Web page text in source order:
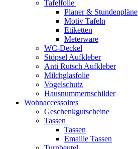
Tafelfolie
Planer & Stundenpläne
Motiv Tafeln
Etiketten
Meterware
WC-Deckel
Stöpsel Aufkleber
Anti Rutsch Aufkleber
Milchglasfolie
Vogelschutz
Hausnummernschilder
Wohnaccessoires
Geschenkgutscheine
Tassen
Tassen
Emaille Tassen